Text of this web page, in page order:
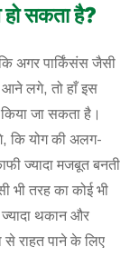
हो सकता है?
अगर पार्किंसंस जैसी
लगे, तो हाँ इस
जा सकता है।
कि योग की अलग-
ज्यादा मजबूत बनती
भी तरह का कोई भी
थकान और
राहत पाने के लिए